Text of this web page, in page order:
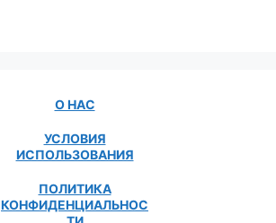
О НАС
УСЛОВИЯ
ИСПОЛЬЗОВАНИЯ
ПОЛИТИКА
КОНФИДЕНЦИАЛЬНОС